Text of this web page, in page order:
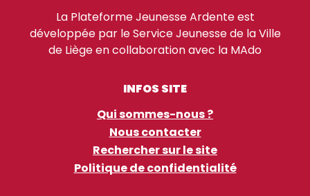
La Plateforme Jeunesse Ardente est
développée par le Service Jeunesse de la Ville
de Liège en collaboration avec la MAdo
INFOS SITE
Qui sommes-nous ?
Nous contacter
Rechercher sur le site
Politique de confidentialité